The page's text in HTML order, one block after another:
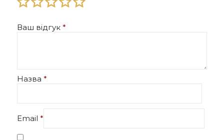
Ваш відгук *
Назва *
Email *